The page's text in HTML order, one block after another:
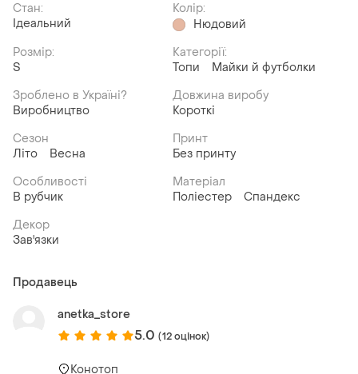
Стан:
Ідеальний
Колір:
Нюдовий
Розмір:
S
Категорії:
Топи
Майки й футболки
Зроблено в Україні?
Виробництво
Довжина виробу
Короткі
Сезон
Літо
Весна
Принт
Без принту
Особливості
В рубчик
Матеріал
Поліестер
Спандекс
Декор
Зав'язки
Продавець
anetka_store
5.0 (12 оцінок)
Конотоп